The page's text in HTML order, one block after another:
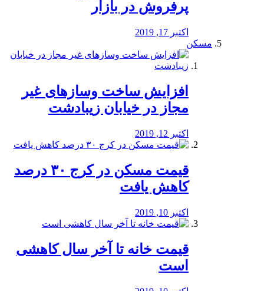
پرفروش در بازار
اکتبر 17, 2019
مسکن
افزایش ساخت وسازهای غیر
مجاز در خیابان زیبادشت
اکتبر 12, 2019
️قیمت مسکن در کرج ۳۰ درصد
کاهش یافت
اکتبر 10, 2019
قیمت خانه تا آخر سال کاهشی
است